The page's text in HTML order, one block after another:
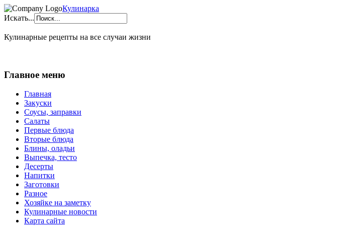
Кулинарка
Искать...
Кулинарные рецепты на все случаи жизни
Главное меню
Главная
Закуски
Соусы, заправки
Салаты
Первые блюда
Вторые блюда
Блины, оладьи
Выпечка, тесто
Десерты
Напитки
Заготовки
Разное
Хозяйке на заметку
Кулинарные новости
Карта сайта